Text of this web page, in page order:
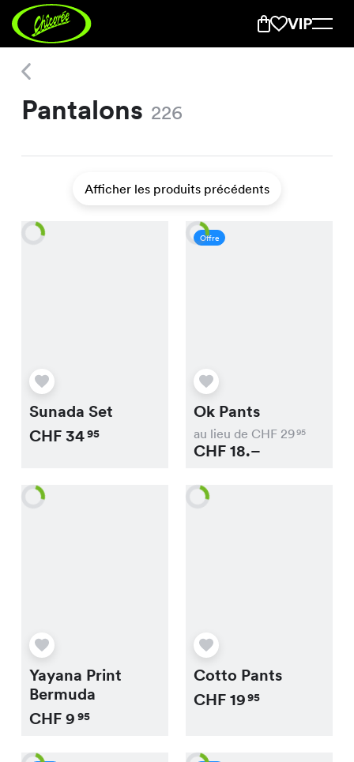
Pantalons 226
Afficher les produits précédents
Sunada Set
CHF3495
Offre
Ok Pants
au lieu de CHF 2995
CHF18.–
Yayana Print
Bermuda
CHF9 95
Cotto Pants
CHF1995